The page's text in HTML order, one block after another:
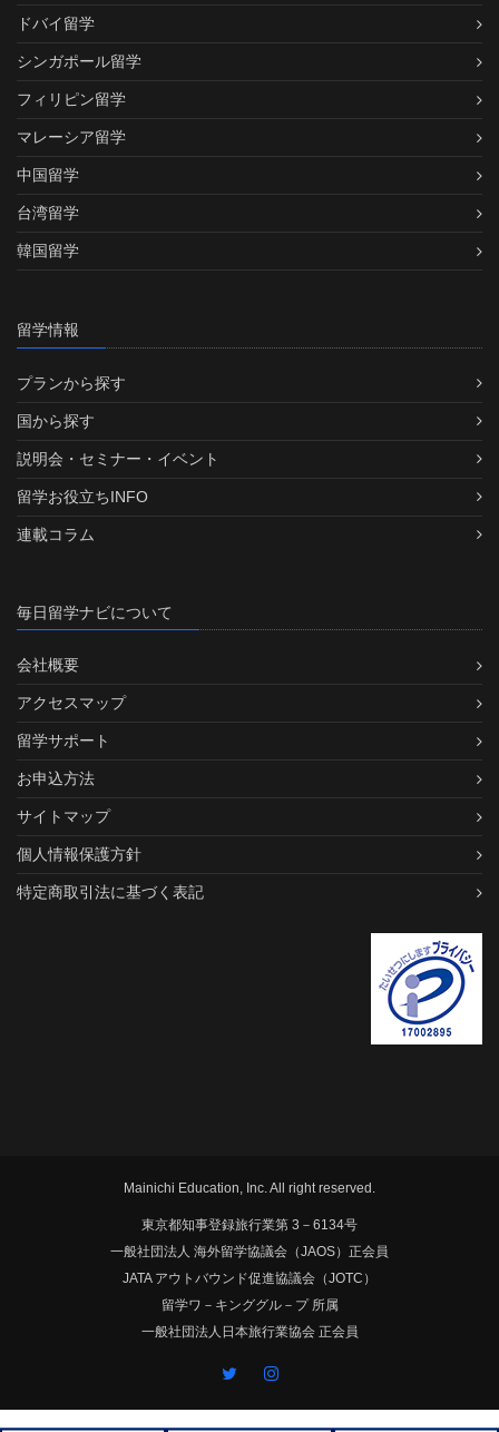
ドバイ留学
シンガポール留学
フィリピン留学
マレーシア留学
中国留学
台湾留学
韓国留学
留学情報
プランから探す
国から探す
説明会・セミナー・イベント
留学お役立ちINFO
連載コラム
毎日留学ナビについて
会社概要
アクセスマップ
留学サポート
お申込方法
サイトマップ
個人情報保護方針
特定商取引法に基づく表記
Mainichi Education, Inc. All right reserved.
東京都知事登録旅行業第 3－6134号
一般社団法人 海外留学協議会（JAOS）正会員
JATA アウトバウンド促進協議会（JOTC）
留学ワ－キンググル－プ 所属
一般社団法人日本旅行業協会 正会員